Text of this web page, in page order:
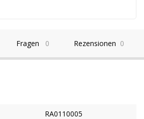
Fragen 0 Rezensionen 0
RA0110005